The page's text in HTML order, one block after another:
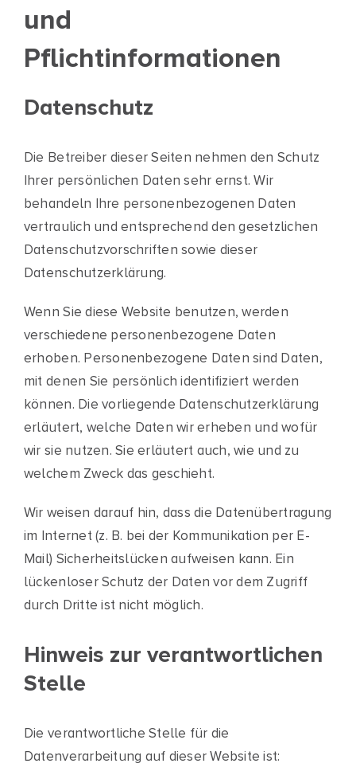
und
Pflichtinformationen
Datenschutz
Die Betreiber dieser Seiten nehmen den Schutz
Ihrer persönlichen Daten sehr ernst. Wir
behandeln Ihre personenbezogenen Daten
vertraulich und entsprechend den gesetzlichen
Datenschutzvorschriften sowie dieser
Datenschutzerklärung.
Wenn Sie diese Website benutzen, werden
verschiedene personenbezogene Daten
erhoben. Personenbezogene Daten sind Daten,
mit denen Sie persönlich identifiziert werden
können. Die vorliegende Datenschutzerklärung
erläutert, welche Daten wir erheben und wofür
wir sie nutzen. Sie erläutert auch, wie und zu
welchem Zweck das geschieht.
Wir weisen darauf hin, dass die Datenübertragung
im Internet (z. B. bei der Kommunikation per E-
Mail) Sicherheitslücken aufweisen kann. Ein
lückenloser Schutz der Daten vor dem Zugriff
durch Dritte ist nicht möglich.
Hinweis zur verantwortlichen
Stelle
Die verantwortliche Stelle für die
Datenverarbeitung auf dieser Website ist: